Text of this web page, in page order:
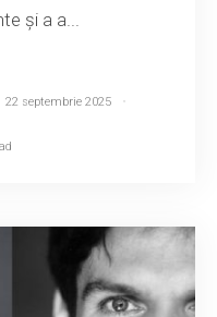
și a a...
22 septembrie 2025